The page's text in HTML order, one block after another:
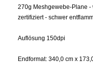
270g Meshgewebe-Plane -
zertifiziert - schwer
Auflösung 150dpi
Endformat: 340,0 cm x